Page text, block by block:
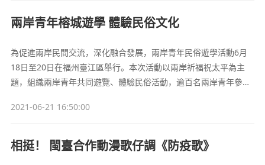
兩岸青年榕城遊學 體驗民俗文化
為促進兩岸民間交流，深化融合發展，兩岸青年民俗遊學活動6月
18日至20日在福州臺江區舉行。本次活動以兩岸祈福祝太平為主
題，組織兩岸青年共同遊覽、體驗民俗活動，逾百名兩岸青年參
好者以傳統文化為媒介交流互動。
2021-06-21 16:50:00
相挺！ 閩臺合作動漫歌仔調《防疫歌》